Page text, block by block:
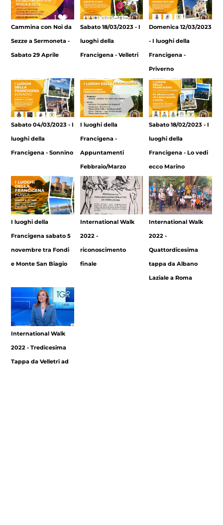
Cammina con Noi da
Sezze a Sermoneta -
Sabato 29 Aprile
Sabato 18/03/2023 - I
luoghi della
Francigena - Velletri
Domenica 12/03/2023
- I luoghi della
Francigena -
Priverno
Sabato 04/03/2023 - I
luoghi della
Francigena - Sonnino
I luoghi della
Francigena -
Appuntamenti
Febbraio/Marzo
Sabato 18/02/2023 - I
luoghi della
Francigena - Lo vedi
ecco Marino
I luoghi della
Francigena sabato 5
novembre tra Fondi
e Monte San Biagio
International Walk
2022 -
riconoscimento
finale
International Walk
2022 -
Quattordicesima
tappa da Albano
Laziale a Roma
International Walk
2022 - Tredicesima
Tappa da Velletri ad